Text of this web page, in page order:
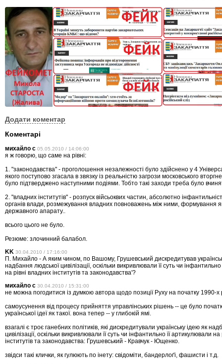
Додати коментар
Коментарі
михайло с 05.05.2010 / 14:06:00
я ж говорю, що саме на рівні:
1. "законодавства" - проголошення незалежності було здійснено у 4
якого поступово згасала в звязку із реальністю загрози московського
було підтверджено наступними подіями. Тобто такі заходи треба було
2. "владних інститутів" - розпуск війсьоквих частин, абсолютно
органів влади, розмежування владних повноважень між ними, формування
державного апарату..
всього цього не було.
Резюме: злочинний балабол.
KK 30.04.2010 / 17:16:00
П. Михайло - А яким чином, по Вашому, Грушевський дискредитував
надбання людської цивілізації, оскільки викривлювали її суть чи
на рівні владних інститутів та законодавства'?
михайло с 30.04.2010 / 15:31:00
не можна погодитися із думкою автора щодо позиції Руху на початку 1990-х
самоусунення від процесу прийняття управлінських рішень -- це було
української ідеї як такої. вона тепер -- у глибокій ямі.
взагалі є троє ганебних політиків, які дискредитували українську ідею як
цивілізації, оскільки викривлювали її суть чи інфантильно її артикулювали на
інститутів та законодавства: Грушевський - Кравчук - Ющенко.
звідси такі клички, як гулюють по інету: свідоміти, бандерлоґі, фашисти і т.д.